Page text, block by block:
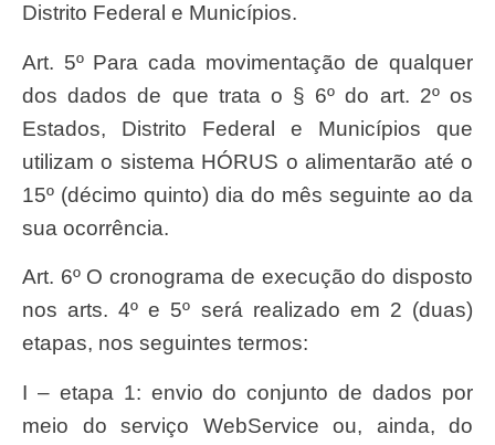
Distrito Federal e Municípios.
Art. 5º Para cada movimentação de qualquer
dos dados de que trata o § 6º do art. 2º os
Estados, Distrito Federal e Municípios que
utilizam o sistema HÓRUS o alimentarão até o
15º (décimo quinto) dia do mês seguinte ao da
sua ocorrência.
Art. 6º O cronograma de execução do disposto
nos arts. 4º e 5º será realizado em 2 (duas)
etapas, nos seguintes termos:
I – etapa 1: envio do conjunto de dados por
meio do serviço WebService ou, ainda, do